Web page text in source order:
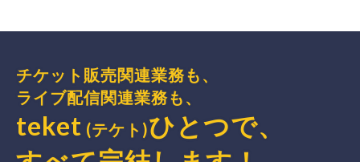
チケット販売関連業務も、
ライブ配信関連業務も、
teket (テケト)ひとつで、